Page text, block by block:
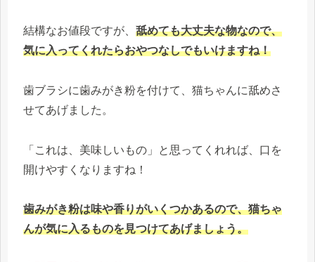
結構なお値段ですが、 舐めても大丈夫な物なので、
気に入ってくれたらおやつなしでもいけますね！
歯ブラシに歯みがき粉を付けて、猫ちゃんに舐めさ
せてあげました。
「これは、美味しいもの」と思ってくれれば、口を
開けやすくなりますね！
歯みがき粉は味や香りがいくつかあるので、猫ちゃ
んが気に入るものを見つけてあげましょう。